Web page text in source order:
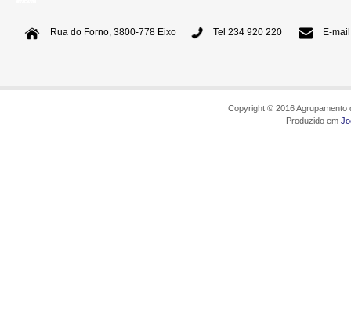
Rua do Forno, 3800-778 Eixo Tel 234 920 220 E-
Copyright © 2016
Produzido em